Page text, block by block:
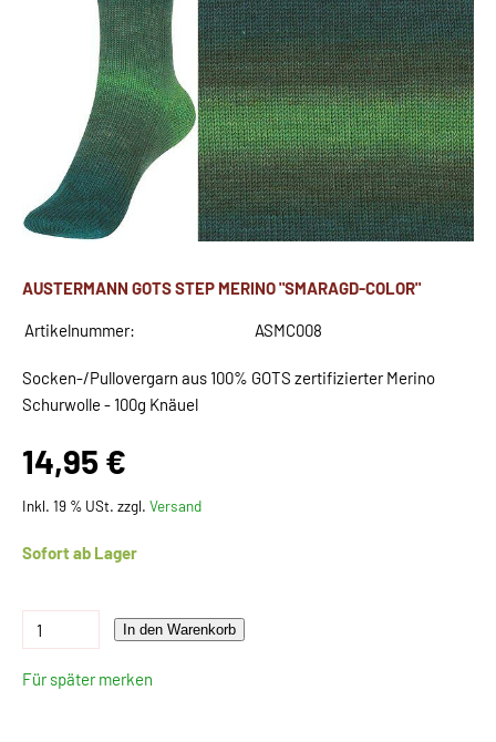
AUSTERMANN GOTS STEP MERINO "SMARAGD-COLOR"
Artikelnummer: ASMC008
Socken-/Pullovergarn aus 100% GOTS zertifizierter Merino
Schurwolle - 100g Knäuel
14,95 €
Inkl. 19 % USt. zzgl. Versand
Sofort ab Lager
In den Warenkorb
Für später merken